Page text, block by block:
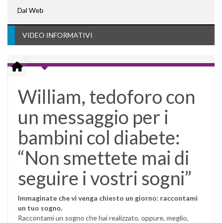
Dal Web
VIDEO INFORMATIVI
William, tedoforo con
un messaggio per i
bambini col diabete:
“Non smettete mai di
seguire i vostri sogni”
Immaginate che vi venga chiesto un giorno: raccontami
un tuo sogno.
Raccontami un sogno che hai realizzato, oppure, meglio,